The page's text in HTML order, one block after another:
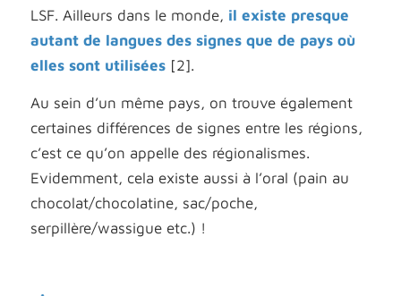
LSF. Ailleurs dans le monde, il existe presque
autant de langues des signes que de pays où
elles sont utilisées[2].
Au sein d’un même pays, on trouve également
certaines différences de signes entre les régions,
c’est ce qu’on appelle des régionalismes.
Evidemment, cela existe aussi à l’oral (pain au
chocolat/chocolatine, sac/poche,
serpillère/wassigue etc.) !